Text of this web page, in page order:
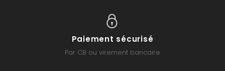
Paiement sécurisé
Par CB ou virement bancaire